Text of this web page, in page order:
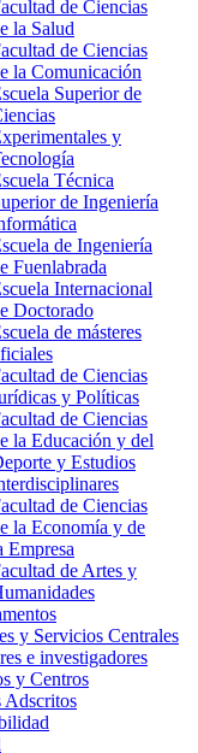
de Ciencias
la Salud
de Ciencias
la Comunicación
Superior de
y
Técnica
de Ingeniería
de Ingeniería
Fuenlabrada
Internacional
Doctorado
de másteres
de Ciencias
y Políticas
de Ciencias
la Educación y del
y Estudios
de Ciencias
la Economía y de
Empresa
de Artes y
y Servicios Centrales
e investigadores
y Centros
Adscritos